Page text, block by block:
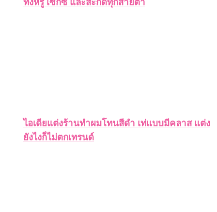
ทั้งหรู เซ็กซี่ และสะกดทุกสายตา
ไอเดียแต่งร้านทำผมโทนสีดำ เท่แบบมีคลาส แต่ง
ยังไงก็ไม่ตกเทรนด์